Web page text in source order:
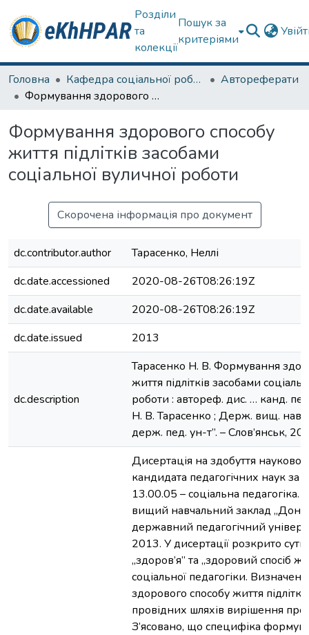
Розділи
та
колекції
Пошук за
критеріями
Головна Кафедра соціальної роботи
Автореферати
Формування здорового способу життя підлітків засобами соціальної вуличної роботи
Формування здорового способу
життя підлітків засобами
соціальної вуличної роботи
Скорочена інформація про документ
dc.contributor.author
Тарасенко, Неллі
dc.date.accessioned
2020-08-26T08:26:19Z
dc.date.available
2020-08-26T08:26:19Z
dc.date.issued
2013
dc.description
Тарасенко Н. В. Формування
життя підлітків засобами
роботи : автореф. дис. … канд.
Н. В. Тарасенко ; Держ. вищ.
держ. пед. ун-т”. – Слов’янськ,
Дисертація на здобуття
кандидата педагогічних наук за
13.00.05 – соціальна
вищий навчальний заклад
державний педагогічний
2013. У дисертації розкрито суть
„здоров’я” та „здоровий спосіб
соціальної педагогіки.
здорового способу життя
провідних шляхів вирішення
З’ясовано, що специфіка